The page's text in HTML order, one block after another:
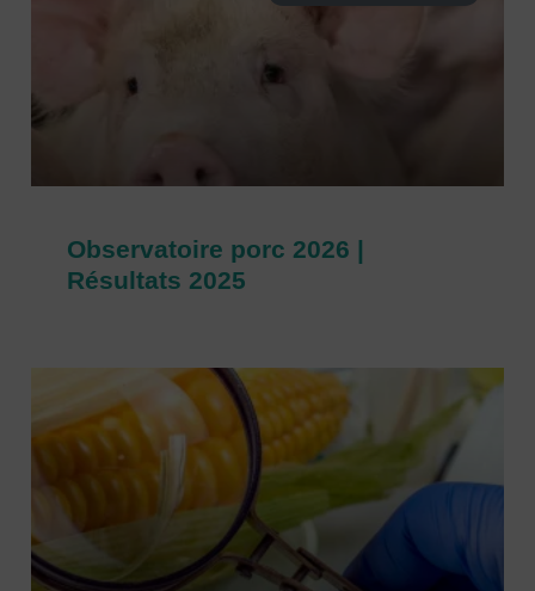
Observatoire porc 2026 |
Résultats 2025